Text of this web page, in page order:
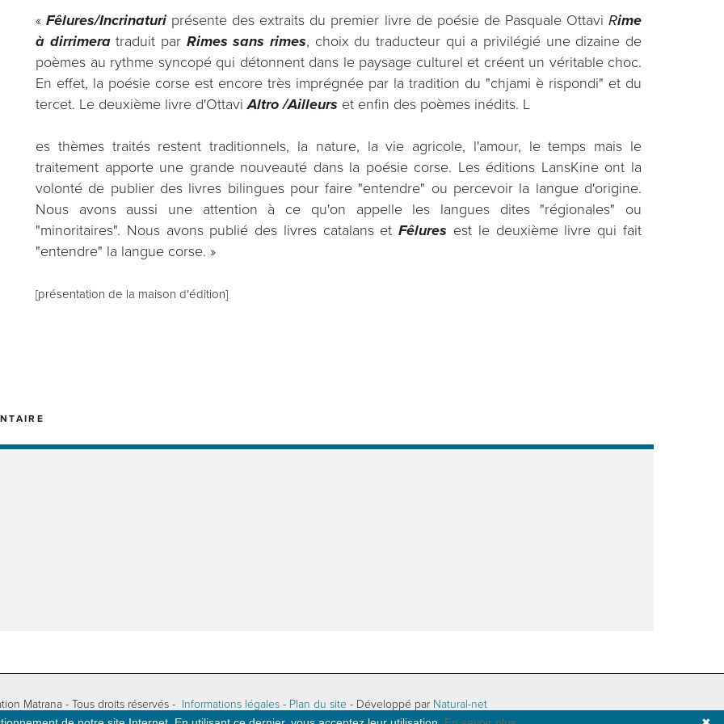
«Fêlures/Incrinaturi présente des extraits du premier livre de poésie de Pasquale OttaviRime
à dirrimeratraduit par Rimes sans rimes, choix du traducteur qui a privilégié une dizaine de
poèmes au rythme syncopé qui détonnent dans le paysage culturel et créent un véritable choc.
En effet, la poésie corse est encore très imprégnée par la tradition du "chjami è rispondi" et du
tercet. Le deuxième livre d'OttaviAltro /Ailleurs et enfin des poèmes inédits. L
es thèmes traités restent traditionnels, la nature, la vie agricole, l'amour, le temps mais le
traitement apporte une grande nouveauté dans la poésie corse. Les éditions LansKine ont la
volonté de publier des livres bilingues pour faire "entendre" ou percevoir la langue d'origine.
Nous avons aussi une attention à ce qu'on appelle les langues dites "régionales" ou
"minoritaires". Nous avons publié des livres catalans etFêlures est le deuxième livre qui fait
"entendre" la langue corse. »
[présentation de la maison d'édition]
Matrana - Tous droits réservés - Informations légales- Plan du site - Développé par Natural-net